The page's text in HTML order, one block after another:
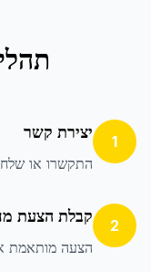
1 יצירת קשר
התקשרו או
2 קבלת הצעת
הצעה מותאמת